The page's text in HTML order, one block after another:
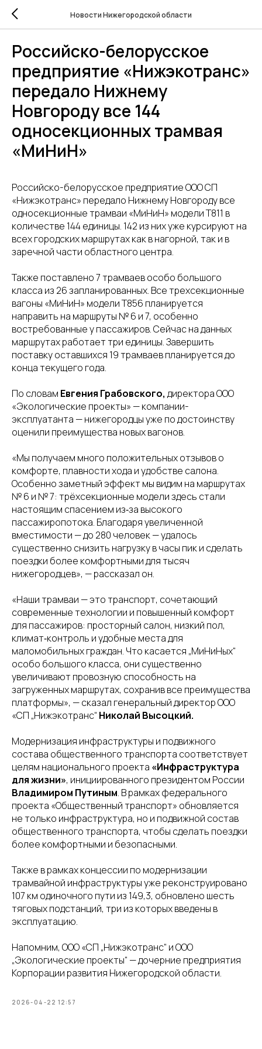
Новости Нижегородской области
Российско-белорусское
предприятие «Нижэкотранс»
передало Нижнему
Новгороду все 144
односекционных трамвая
«МиНиН»
Российско-белорусское предприятие ООО СП
«Нижэкотранс» передало Нижнему Новгороду все
односекционные трамваи «МиНиН» модели Т811 в
количестве 144 единицы. 142 из них уже курсируют на
всех городских маршрутах как в нагорной, так и в
заречной части областного центра.
Также поставлено 7 трамваев особо большого
класса из 26 запланированных. Все трехсекционные
вагоны «МиНиН» модели Т856 планируется
направить на маршруты № 6 и 7, особенно
востребованные у пассажиров. Сейчас на данных
маршрутах работает три единицы. Завершить
поставку оставшихся 19 трамваев планируется до
конца текущего года.
По словам Евгения Грабовского, директора ООО
«Экологические проекты» — компании-
эксплуатанта — нижегородцы уже по достоинству
оценили преимущества новых вагонов.
«Мы получаем много положительных отзывов о
комфорте, плавности хода и удобстве салона.
Особенно заметный эффект мы видим на маршрутах
№ 6 и № 7: трёхсекционные модели здесь стали
настоящим спасением из‑за высокого
пассажиропотока. Благодаря увеличенной
вместимости — до 280 человек — удалось
существенно снизить нагрузку в часы пик и сделать
поездки более комфортными для тысяч
нижегородцев», — рассказал он.
«Наши трамваи — это транспорт, сочетающий
современные технологии и повышенный комфорт
для пассажиров: просторный салон, низкий пол,
климат‑контроль и удобные места для
маломобильных граждан. Что касается „МиНиНых“
особо большого класса, они существенно
увеличивают провозную способность на
загруженных маршрутах, сохранив все преимущества
платформы», — сказал генеральный директор ООО
«СП „Нижэкотранс“ Николай Высоцкий.
Модернизация инфраструктуры и подвижного
состава общественного транспорта соответствует
целям национального проекта «Инфраструктура
для жизни», инициированного президентом России
Владимиром Путиным. В рамках федерального
проекта «Общественный транспорт» обновляется
не только инфраструктура, но и подвижной состав
общественного транспорта, чтобы сделать поездки
более комфортными и безопасными.
Также в рамках концессии по модернизации
трамвайной инфраструктуры уже реконструировано
107 км одиночного пути из 149,3, обновлено шесть
тяговых подстанций, три из которых введены в
эксплуатацию.
Напомним, ООО «СП „Нижэкотранс“ и ООО
„Экологические проекты“ — дочерние предприятия
Корпорации развития Нижегородской области.
2026-04-22 12:57